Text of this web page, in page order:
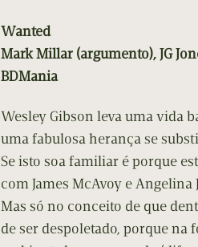
Wanted
Mark Millar (argumento), JG
BDMania
Wesley Gibson leva uma vida
uma fabulosa herança se
Se isto soa familiar é porque
com James McAvoy e Angelina
Mas só no conceito de que
de ser despoletado, porque na